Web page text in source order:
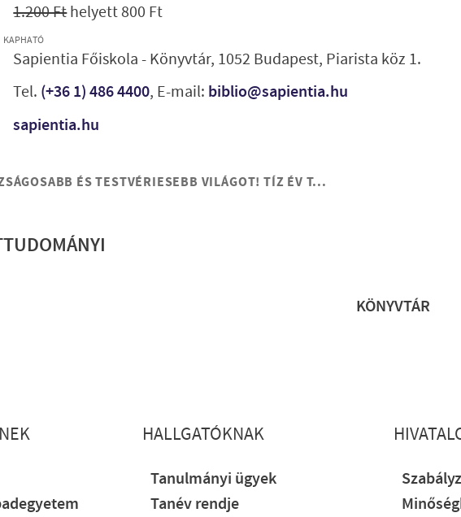
1.200 Fthelyett 800 Ft
KAPHATÓ
Sapientia Főiskola - Könyvtár, 1052 Budapest, Piarista köz 1.
Tel. (+36 1) 486 4400, E-mail: biblio@sapientia.hu
sapientia.hu
ÉS TESTVÉRIESEBB VILÁGOT! TÍZ ÉV T...
KÖNYVTÁR
HALLGATÓKNAK
Tanulmányi ügyek
Tanév rendje